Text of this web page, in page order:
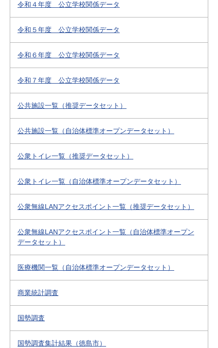
令和４年度 公立学校関係データ
令和５年度 公立学校関係データ
令和６年度 公立学校関係データ
令和７年度 公立学校関係データ
公共施設一覧（推奨データセット）
公共施設一覧（自治体標準オープンデータセット）
公衆トイレ一覧（推奨データセット）
公衆トイレ一覧（自治体標準オープンデータセット）
公衆無線LANアクセスポイント一覧（推奨データセット）
公衆無線LANアクセスポイント一覧（自治体標準オープン
データセット）
医療機関一覧（自治体標準オープンデータセット）
商業統計調査
国勢調査
国勢調査集計結果（徳島市）